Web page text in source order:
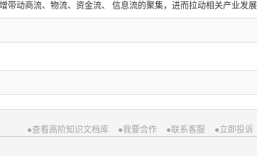
带动商流、物流、资金流、 信息流的聚集，进而拉动相关产业发
●查看高阶知识文档库 ●我要合作 ●联系客服 ●立即投诉